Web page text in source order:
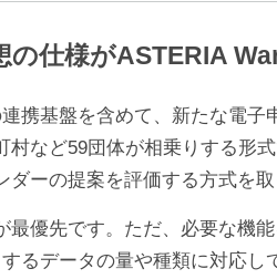
の仕様がASTERIA
携基盤を含めて、新たな電子
など59団体が相乗りする形
ーの提案を評価する方式を取
最優先です。ただ、必要な機
るデータの量や種類に対応し